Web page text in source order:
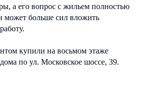
а его вопрос с жильем полностью
может больше сил вложить
купили на восьмом этаже
по ул. Московское шоссе, 39.